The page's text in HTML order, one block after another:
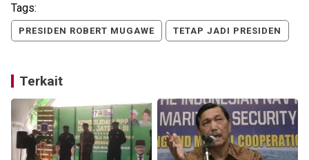
Tags:
PRESIDEN ROBERT MUGAWE TETAP JADI PRESIDEN
Terkait